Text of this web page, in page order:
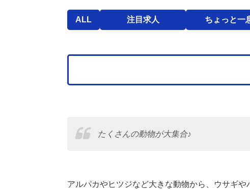
ALL 注目求人 ちょっと一
たくさんの動物が大集合♪
アルパカやヒツジなど大きな動物から、ウサギ